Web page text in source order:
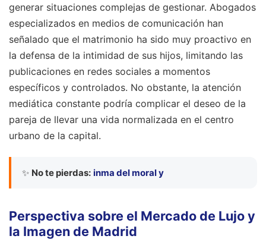
generar situaciones complejas de gestionar. Abogados
especializados en medios de comunicación han
señalado que el matrimonio ha sido muy proactivo en
la defensa de la intimidad de sus hijos, limitando las
publicaciones en redes sociales a momentos
específicos y controlados. No obstante, la atención
mediática constante podría complicar el deseo de la
pareja de llevar una vida normalizada en el centro
urbano de la capital.
✨ No te pierdas: inma del moral y
Perspectiva sobre el Mercado de Lujo y
la Imagen de Madrid